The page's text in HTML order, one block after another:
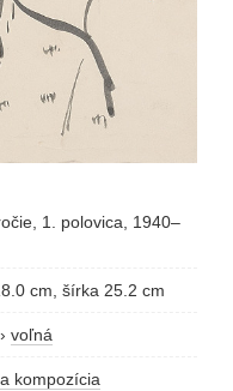
1. polovica, 1940–
cm, šírka 25.2 cm
› voľná
kompozícia